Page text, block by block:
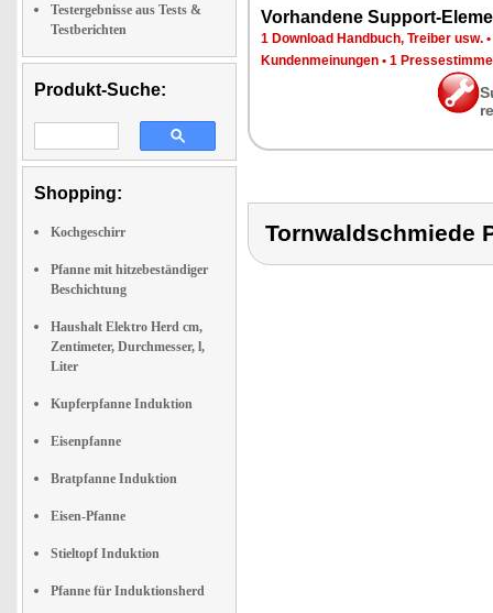
Testergebnisse aus Tests &
Testberichten
Produkt-Suche:
Shopping:
Kochgeschirr
Pfanne mit hitzebeständiger
Beschichtung
Haushalt Elektro Herd cm,
Zentimeter, Durchmesser, l,
Liter
Kupferpfanne Induktion
Eisenpfanne
Bratpfanne Induktion
Eisen-Pfanne
Stieltopf Induktion
Pfanne für Induktionsherd
Vor­han­de­ne Sup­port-
1 Down­load Hand­buch, Trei­ber usw. •
Kun­den­mei­nun­gen • 1
Tornwaldschmiede